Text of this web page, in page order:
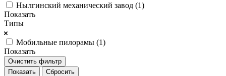
Нылгинский механический завод (1)
Показать
Типы
Мобильные пилорамы (1)
Показать
Очистить фильтр
Сбросить